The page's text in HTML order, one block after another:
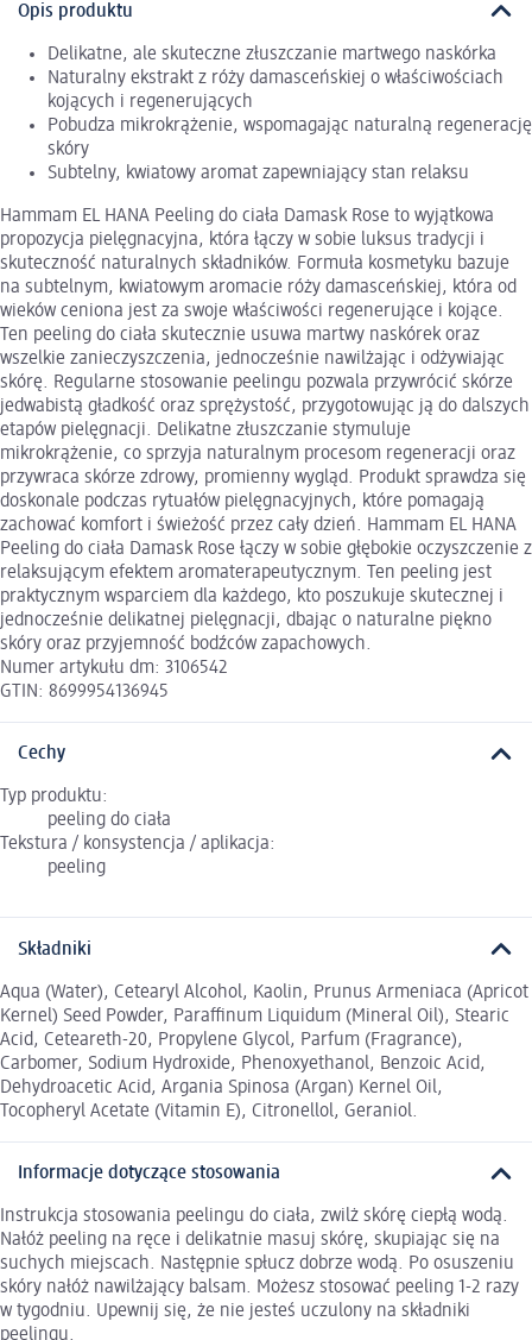
Opis produktu
Delikatne, ale skuteczne złuszczanie martwego naskórka
Naturalny ekstrakt z róży damasceńskiej o właściwościach
kojących i regenerujących
Pobudza mikrokrążenie, wspomagając naturalną regenerację
skóry
Subtelny, kwiatowy aromat zapewniający stan relaksu
Hammam EL HANA Peeling do ciała Damask Rose to wyjątkowa
propozycja pielęgnacyjna, która łączy w sobie luksus tradycji i
skuteczność naturalnych składników. Formuła kosmetyku bazuje
na subtelnym, kwiatowym aromacie róży damasceńskiej, która od
wieków ceniona jest za swoje właściwości regenerujące i kojące.
Ten peeling do ciała skutecznie usuwa martwy naskórek oraz
wszelkie zanieczyszczenia, jednocześnie nawilżając i odżywiając
skórę. Regularne stosowanie peelingu pozwala przywrócić skórze
jedwabistą gładkość oraz sprężystość, przygotowując ją do dalszych
etapów pielęgnacji. Delikatne złuszczanie stymuluje
mikrokrążenie, co sprzyja naturalnym procesom regeneracji oraz
przywraca skórze zdrowy, promienny wygląd. Produkt sprawdza się
doskonale podczas rytuałów pielęgnacyjnych, które pomagają
zachować komfort i świeżość przez cały dzień. Hammam EL HANA
Peeling do ciała Damask Rose łączy w sobie głębokie oczyszczenie z
relaksującym efektem aromaterapeutycznym. Ten peeling jest
praktycznym wsparciem dla każdego, kto poszukuje skutecznej i
jednocześnie delikatnej pielęgnacji, dbając o naturalne piękno
skóry oraz przyjemność bodźców zapachowych.
Numer artykułu dm: 3106542
GTIN: 8699954136945
Cechy
Typ produktu:
peeling do ciała
Tekstura / konsystencja / aplikacja:
peeling
Składniki
Aqua (Water), Cetearyl Alcohol, Kaolin, Prunus Armeniaca (Apricot
Kernel) Seed Powder, Paraffinum Liquidum (Mineral Oil), Stearic
Acid, Ceteareth-20, Propylene Glycol, Parfum (Fragrance),
Carbomer, Sodium Hydroxide, Phenoxyethanol, Benzoic Acid,
Dehydroacetic Acid, Argania Spinosa (Argan) Kernel Oil,
Tocopheryl Acetate (Vitamin E), Citronellol, Geraniol.
Informacje dotyczące stosowania
Instrukcja stosowania peelingu do ciała, zwilż skórę ciepłą wodą.
Nałóż peeling na ręce i delikatnie masuj skórę, skupiając się na
suchych miejscach. Następnie spłucz dobrze wodą. Po osuszeniu
skóry nałóż nawilżający balsam. Możesz stosować peeling 1-2 razy
w tygodniu. Upewnij się, że nie jesteś uczulony na składniki
peelingu.